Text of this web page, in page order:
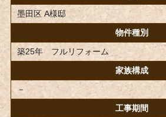
墨田区 A様邸
物件種別
築25年 フルリフォーム
家族構成
－
工事期間